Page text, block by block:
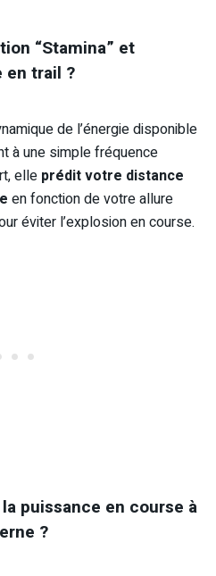
“Stamina” et
en trail ?
de l’énergie disponible
à une simple fréquence
elle prédit votre distance
en fonction de votre allure
éviter l’explosion en course.
puissance en course à
?